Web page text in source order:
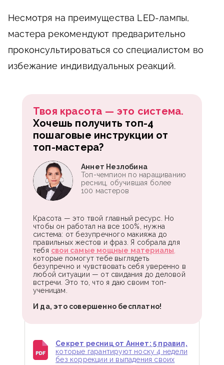
Несмотря на преимущества LED-лампы,
мастера рекомендуют предварительно
проконсультироваться со специалистом во
избежание индивидуальных реакций.
Твоя красота — это система.
Хочешь получить топ-4
пошаговые инструкции от
топ-мастера?
Красота — это твой главный ресурс. Но
чтобы он работал на все 100%, нужна
система: от безупречного макияжа до
правильных жестов и фраз. Я собрала для
тебя свои самые мощные материалы
которые помогут тебе выглядеть
безупречно и чувствовать себя уверенно в
любой ситуации — от свидания до деловой
встречи. Это то, что я даю своим топ-
ученицам.
И да, это совершенно бесплатно!
Аннет Незлобина
Топ-чемпион по наращиванию
ресниц, обучившая более
100 мастеров
Секрет ресниц от Аннет: 5 правил,
которые гарантируют носку 4 недели
без коррекции и выпадения своих